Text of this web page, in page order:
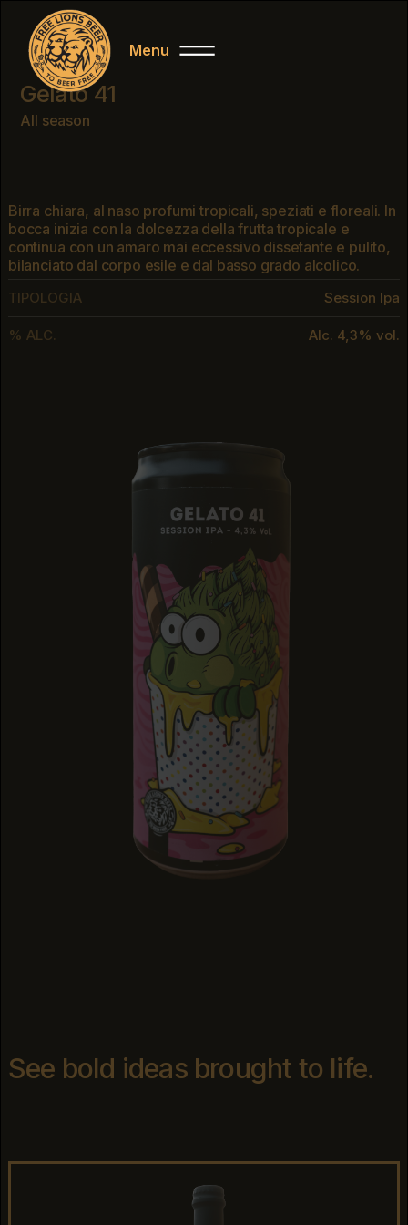
Menu
Gelato 41
All season
Birra chiara, al naso profumi tropicali, speziati e floreali. In
bocca inizia con la dolcezza della frutta tropicale e
continua con un amaro mai eccessivo dissetante e pulito,
bilanciato dal corpo esile e dal basso grado alcolico.
TIPOLOGIA Session Ipa
% ALC. Alc. 4,3% vol.
See bold ideas brought to life.